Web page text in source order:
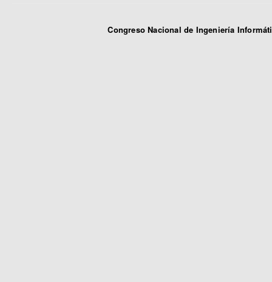
Congreso Nacional de Ingeniería